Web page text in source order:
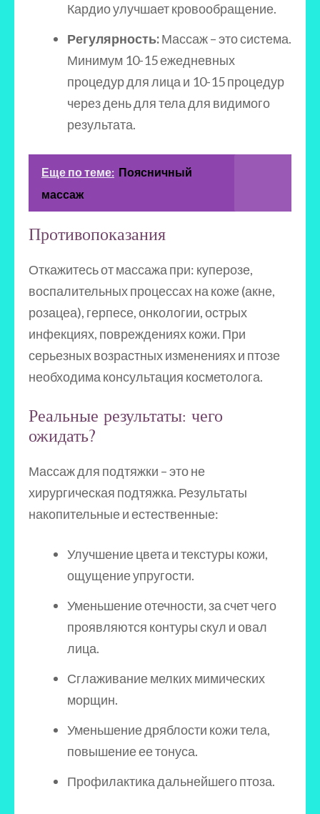
Кардио улучшает кровообращение.
Регулярность:Массаж – это система.
Минимум 10-15 ежедневных
процедур для лица и 10-15 процедур
через день для тела для видимого
результата.
Еще по теме: Поясничный
массаж
Противопоказания
Откажитесь от массажа при: куперозе,
воспалительных процессах на коже (акне,
розацеа), герпесе, онкологии, острых
инфекциях, повреждениях кожи. При
серьезных возрастных изменениях и птозе
необходима консультация косметолога.
Реальные результаты: чего
ожидать?
Массаж для подтяжки – это не
хирургическая подтяжка. Результаты
накопительные и естественные:
Улучшение цвета и текстуры кожи,
ощущение упругости.
Уменьшение отечности, за счет чего
проявляются контуры скул и овал
лица.
Сглаживание мелких мимических
морщин.
Уменьшение дряблости кожи тела,
повышение ее тонуса.
Профилактика дальнейшего птоза.